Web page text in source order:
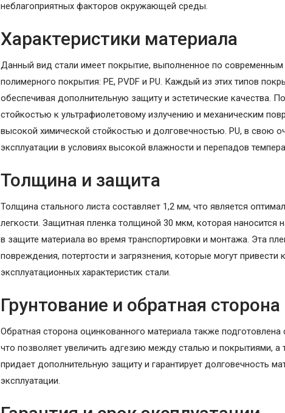
неблагоприятных факторов окружающей среды.
Характеристики материала
Данный вид стали имеет покрытие, выполненное по
полимерного покрытия: PE, PVDF и PU. Каждый из этих типов
обеспечивая дополнительную защиту и эстетические качества.
стойкостью к ультрафиолетовому излучению и механическим
высокой химической стойкостью и долговечностью. PU, в свою
эксплуатации в условиях высокой влажности и перепадов
Толщина и защита
Толщина стального листа составляет 1,2 мм, что является
легкости. Защитная пленка толщиной 30 мкм, которая наносится
в защите материала во время транспортировки и монтажа. Эта
повреждения, потертости и загрязнения, которые могут
эксплуатационных характеристик стали.
Грунтование и обратная сторона
Обратная сторона оцинкованного материала также подготовлена
что позволяет увеличить адгезию между сталью и покрытиями, а
придает дополнительную защиту и гарантирует долговечность
эксплуатации.